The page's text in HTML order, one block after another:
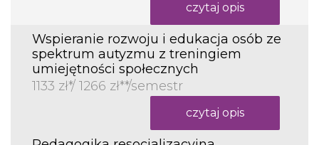
czytaj opis
Wspieranie rozwoju i edukacja osób ze
spektrum autyzmu z treningiem
umiejętności społecznych
1133 zł*/ 1266 zł**/semestr
czytaj opis